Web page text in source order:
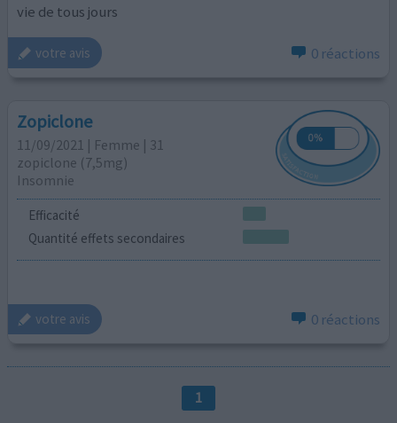
vie de tous jours
votre avis 0 réactions
Zopiclone
11/09/2021 | Femme | 31
zopiclone (7,5mg)
Insomnie
Efficacité
Quantité effets secondaires
votre avis 0 réactions
1